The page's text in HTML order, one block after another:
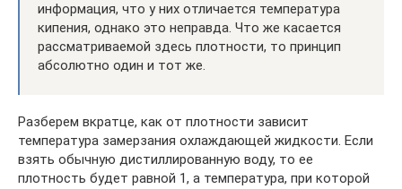
информация, что у них отличается температура
кипения, однако это неправда. Что же касается
рассматриваемой здесь плотности, то принцип
абсолютно один и тот же.
Разберем вкратце, как от плотности зависит
температура замерзания охлаждающей жидкости. Если
взять обычную дистиллированную воду, то ее
плотность будет равной 1, а температура, при которой